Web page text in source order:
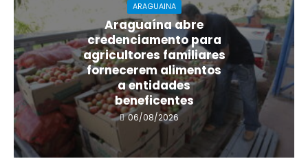
ARAGUAINA
Araguaína abre
credenciamento para
agricultores familiares
fornecerem alimentos
a entidades
beneficentes
06/08/2026